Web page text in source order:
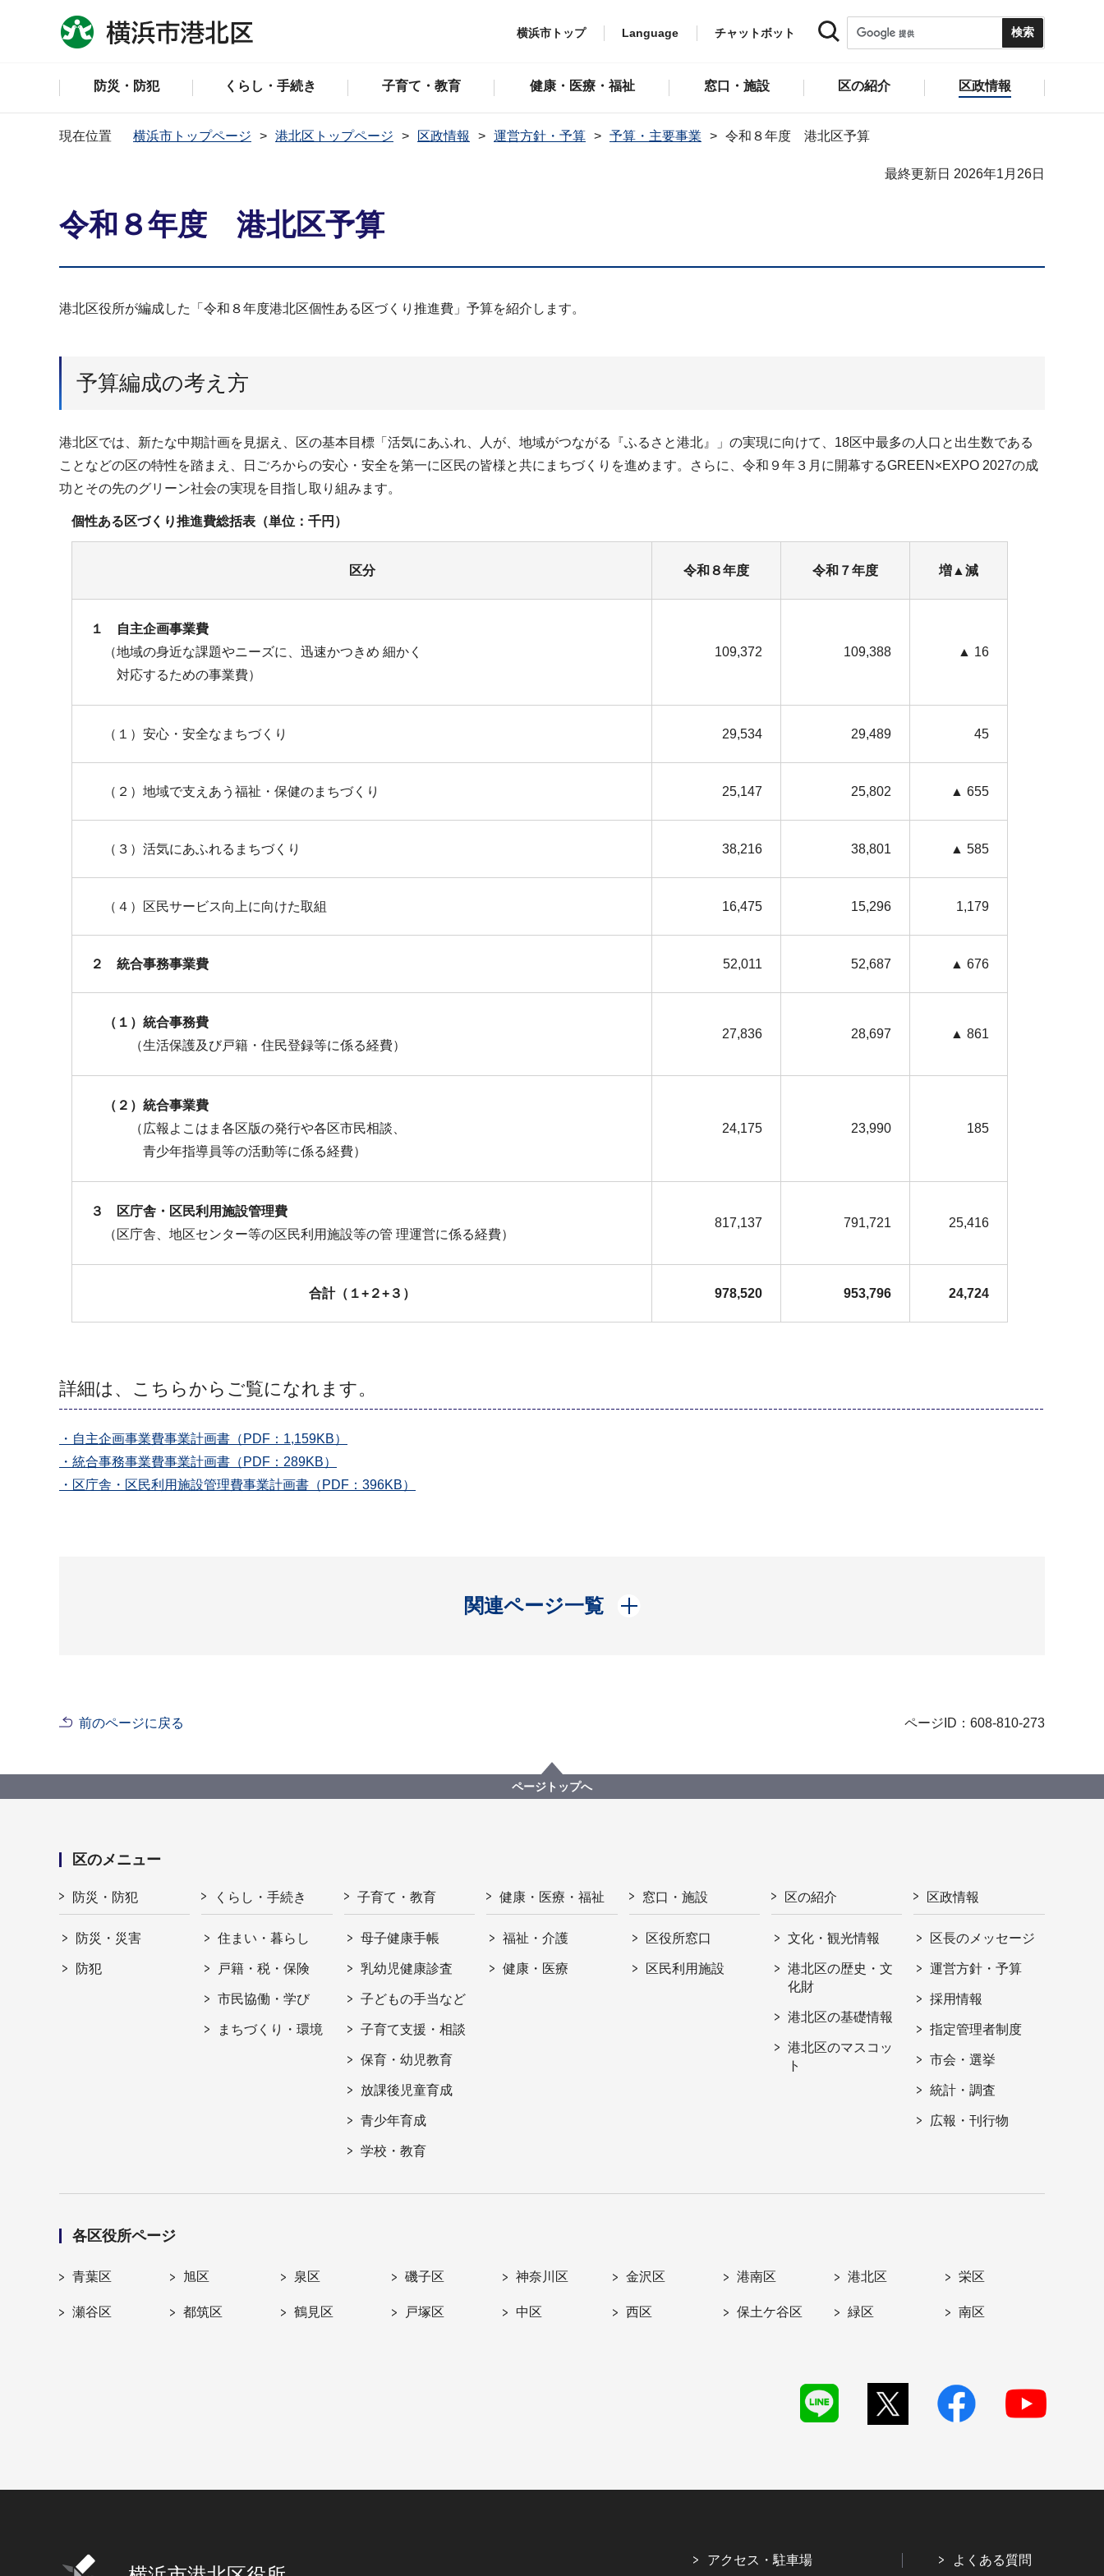
横浜市トップ Language チャットボット
防災・防犯 くらし・手続き 子育て・教育 健康・医療・福祉 窓口・施設 区の紹介 区政情報
現在位置 横浜市トップページ 港北区トップページ 区政情報 運営方針・予算 予算・主要事業 令和８年度 港北区予算
最終更新日 2026年1月26日
令和８年度 港北区予算
港北区役所が編成した「令和８年度港北区個性ある区づくり推進費」予算を紹介します。
予算編成の考え方
港北区では、新たな中期計画を見据え、区の基本目標「活気にあふれ、人が、地域がつながる『ふるさと港北』」の実現に向けて、18区中最多の人口と出生数である
ことなどの区の特性を踏まえ、日ごろからの安心・安全を第一に区民の皆様と共にまちづくりを進めます。さらに、令和９年３月に開幕するGREEN×EXPO 2027の成
功とその先のグリーン社会の実現を目指し取り組みます。
個性ある区づくり推進費総括表（単位：千円）
区分 令和８年度 令和７年度 増▲減
１ 自主企画事業費
（地域の身近な課題やニーズに、迅速かつきめ 細かく
対応するための事業費）
109,372 109,388 ▲ 16
（１）安心・安全なまちづくり 29,534 29,489 45
（２）地域で支えあう福祉・保健のまちづくり 25,147 25,802 ▲ 655
（３）活気にあふれるまちづくり 38,216 38,801 ▲ 585
（４）区民サービス向上に向けた取組 16,475 15,296 1,179
２ 統合事務事業費 52,011 52,687 ▲ 676
（１）統合事務費
（生活保護及び戸籍・住民登録等に係る経費）
27,836 28,697 ▲ 861
（２）統合事業費
（広報よこはま各区版の発行や各区市民相談、
青少年指導員等の活動等に係る経費）
24,175 23,990 185
３ 区庁舎・区民利用施設管理費
（区庁舎、地区センター等の区民利用施設等の管 理運営に係る経費）
817,137 791,721 25,416
合計（１+２+３） 978,520 953,796 24,724
詳細は、こちらからご覧になれます。
・自主企画事業費事業計画書（PDF：1,159KB）
・統合事務事業費事業計画書（PDF：289KB）
・区庁舎・区民利用施設管理費事業計画書（PDF：396KB）
関連ページ一覧
開く
前のページに戻る ページID：608-810-273
ページトップへ
区のメニュー
防災・防犯
防災・災害
防犯
くらし・手続き
住まい・暮らし
戸籍・税・保険
市民協働・学び
まちづくり・環境
子育て・教育
母子健康手帳
乳幼児健康診査
子どもの手当など
子育て支援・相談
保育・幼児教育
放課後児童育成
青少年育成
学校・教育
健康・医療・福祉
福祉・介護
健康・医療
窓口・施設
区役所窓口
区民利用施設
区の紹介
文化・観光情報
港北区の歴史・文
化財
港北区の基礎情報
港北区のマスコッ
ト
区政情報
区長のメッセージ
運営方針・予算
採用情報
指定管理者制度
市会・選挙
統計・調査
広報・刊行物
各区役所ページ
青葉区 旭区 泉区 磯子区 神奈川区 金沢区 港南区 港北区 栄区
瀬谷区 都筑区 鶴見区 戸塚区 中区 西区 保土ケ谷区 緑区 南区
アクセス・駐車場 よくある質問